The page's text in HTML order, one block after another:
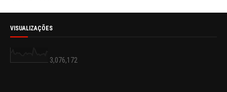
VISUALIZAÇÕES
3,076,172